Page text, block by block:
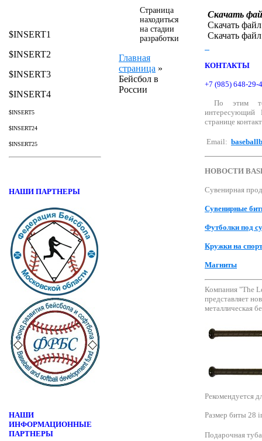
$INSERT1
$INSERT2
$INSERT3
$INSERT4
$INSERT5
$INSERT24
$INSERT25
НАШИ ПАРТНЕРЫ
НАШИ
ИНФОРМАЦИОННЫЕ
ПАРТНЕРЫ
Страница
находиться
на стадии
разработки
Главная
страница »
Бейсбол в
России
Скачать
Скачать
Скачать
КОНТАКТЫ
+7 (985) 648-29-
По этим
интересующий
странице
Email:
НОВОСТИ
Сувенирная
Сувенирные
Футболки под
Кружки на
Магниты
Компания "The
представляет
металлическая
Рекомендуется
Размер биты 28
Подарочная